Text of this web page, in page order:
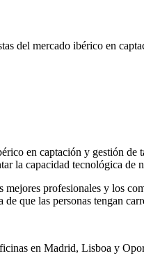
del mercado ibérico en
en captación y gestión
la capacidad tecnológica
profesionales y los
que las personas tengan
en Madrid, Lisboa y